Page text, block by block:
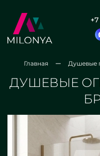
Главная Душевые
ДУШЕВЫЕ